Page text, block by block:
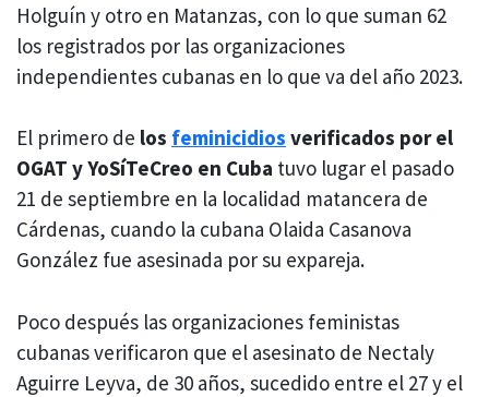
Holguín y otro en Matanzas, con lo que suman 62
los registrados por las organizaciones
independientes cubanas en lo que va del año 2023.
El primero de los feminicidios verificados por el
OGAT y YoSíTeCreo en Cuba tuvo lugar el pasado
21 de septiembre en la localidad matancera de
Cárdenas, cuando la cubana Olaida Casanova
González fue asesinada por su expareja.
Poco después las organizaciones feministas
cubanas verificaron que el asesinato de Nectaly
Aguirre Leyva, de 30 años, sucedido entre el 27 y el